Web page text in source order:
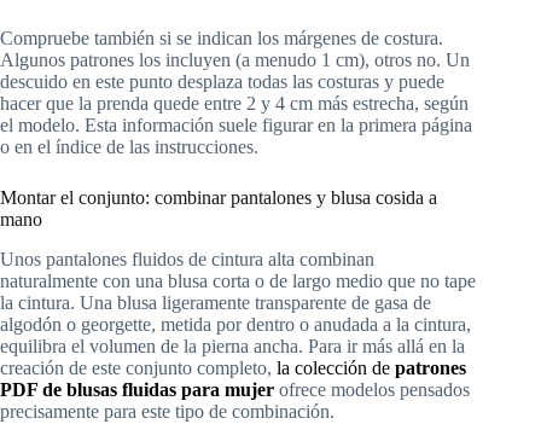
Compruebe también si se indican los márgenes de costura.
Algunos patrones los incluyen (a menudo 1 cm), otros no. Un
descuido en este punto desplaza todas las costuras y puede
hacer que la prenda quede entre 2 y 4 cm más estrecha, según
el modelo. Esta información suele figurar en la primera página
o en el índice de las instrucciones.
Montar el conjunto: combinar pantalones y blusa cosida a
mano
Unos pantalones fluidos de cintura alta combinan
naturalmente con una blusa corta o de largo medio que no tape
la cintura. Una blusa ligeramente transparente de gasa de
algodón o georgette, metida por dentro o anudada a la cintura,
equilibra el volumen de la pierna ancha. Para ir más allá en la
creación de este conjunto completo, la colección de patrones
PDF de blusas fluidas para mujer ofrece modelos pensados
precisamente para este tipo de combinación.